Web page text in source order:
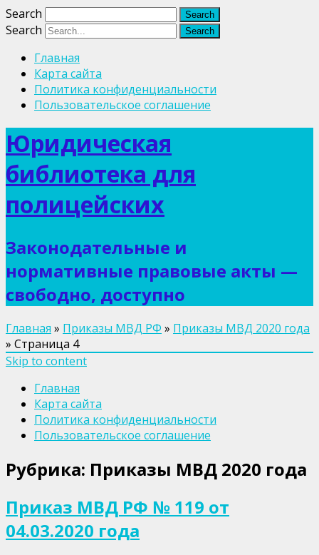
Search
Search
Главная
Карта сайта
Политика конфиденциальности
Пользовательское соглашение
Юридическая
библиотека для
полицейских
Законодательные и
нормативные правовые акты —
свободно, доступно
Главная » Приказы МВД РФ » Приказы МВД 2020 года
» Страница 4
Skip to content
Главная
Карта сайта
Политика конфиденциальности
Пользовательское соглашение
Рубрика: Приказы МВД 2020 года
Приказ МВД РФ № 119 от
04.03.2020 года